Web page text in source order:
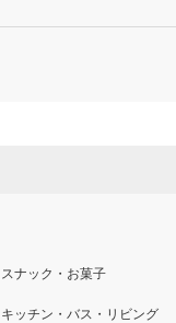
スナック・お菓子
キッチン・バス・リビング